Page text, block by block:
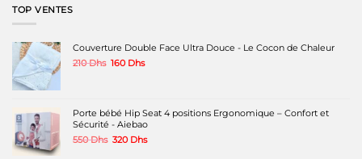
TOP VENTES
Couverture Double Face Ultra Douce - Le Cocon de Chaleur
210Dhs Le
210 Dhs.
160 DhsLe
160 Dhs.
Porte bébé Hip Seat 4 positions Ergonomique – Confort et
Sécurité - Aiebao
550Dhs Le
320 DhsLe